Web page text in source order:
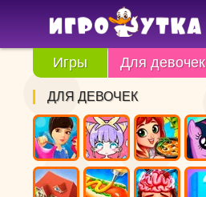
Игры Для девочек
ДЛЯ ДЕВОЧЕК